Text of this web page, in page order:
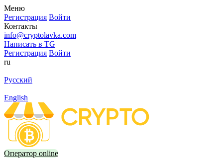
Меню
Регистрация Войти
Контакты
info@cryptolavka.com
Написать в TG
Регистрация Войти
ru
Русский
English
Оператор online